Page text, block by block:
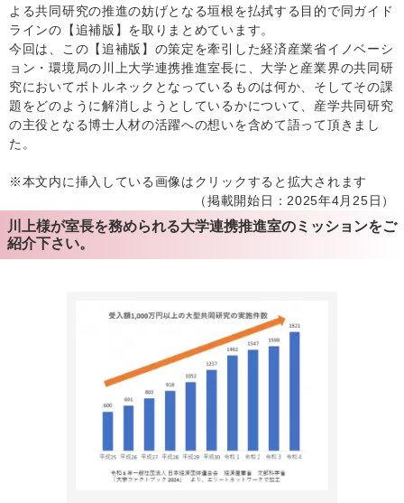
よる共同研究の推進の妨げとなる垣根を払拭する目的で同ガイド
ラインの【追補版】を取りまとめています。
今回は、この【追補版】の策定を牽引した経済産業省イノベーシ
ョン・環境局の川上大学連携推進室長に、大学と産業界の共同研
究においてボトルネックとなっているものは何か、そしてその課
題をどのように解消しようとしているかについて、産学共同研究
の主役となる博士人材の活躍への想いを含めて語って頂きまし
た。
※本文内に挿入している画像はクリックすると拡大されます
（掲載開始日：2025年4月25日）
川上様が室長を務められる大学連携推進室のミッションをご
紹介下さい。